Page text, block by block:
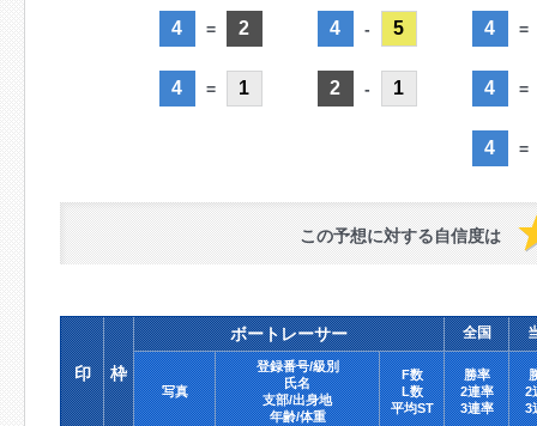
4 = 2
4 = 1
4 - 5
2 - 1
4 =
4 =
4 =
この予想に対する自信度は
印 枠
ボートレーサー 全国
写真
登録番号/級別
氏名
支部/出身地
年齢/体重
F数
L数
平均ST
勝率
2連率
3連率
2
3